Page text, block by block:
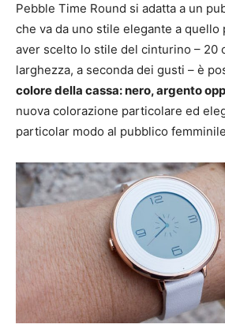
Pebble Time Round si adatta a un
che va da uno stile elegante a
aver scelto lo stile del cinturino – 20
larghezza, a seconda dei gusti – è
colore della cassa: nero, argento
nuova colorazione particolare ed
particolar modo al pubblico